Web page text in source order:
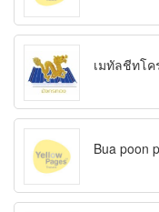
เมทัลชีทโ
Bua poon